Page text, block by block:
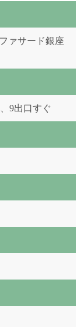
ァサード銀座
9出口すぐ